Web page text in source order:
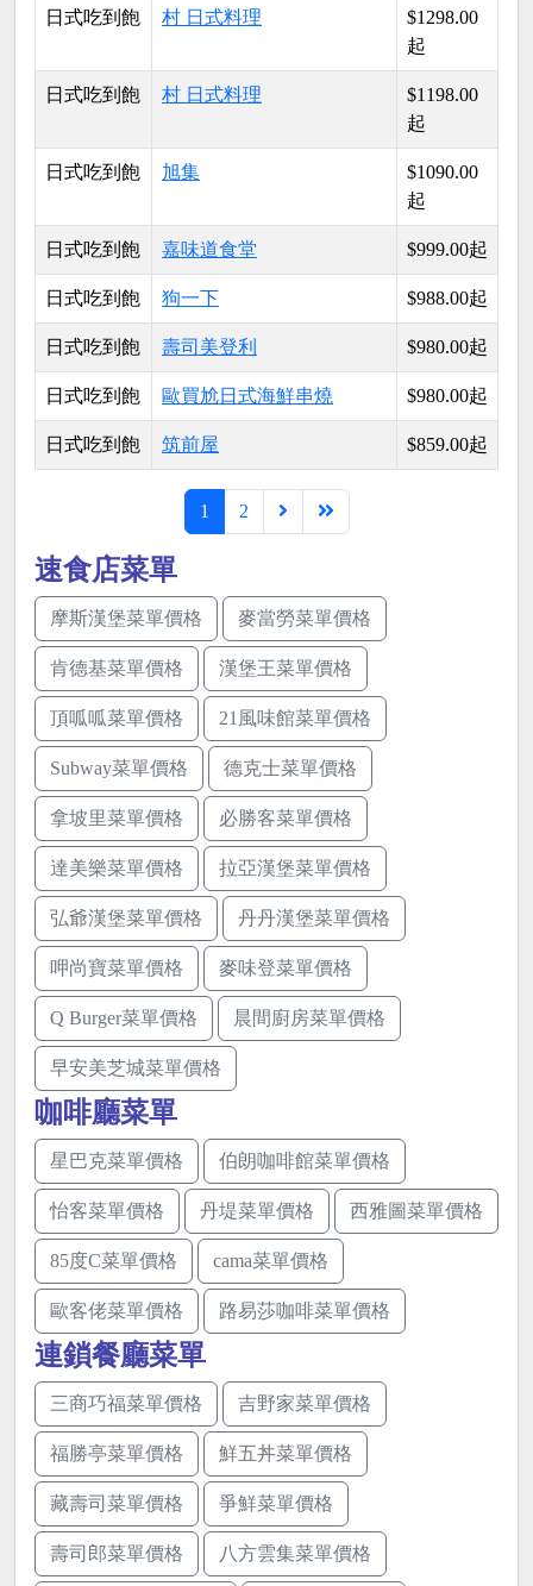
日式吃到飽 村 日式料理
$1298.00
起
日式吃到飽 村 日式料理
$1198.00
起
日式吃到飽 旭集
$1090.00
起
日式吃到飽 嘉味道食堂 $999.00起
日式吃到飽 狗一下 $988.00起
日式吃到飽 壽司美登利 $980.00起
日式吃到飽 歐買尬日式海鮮串燒 $980.00起
日式吃到飽 筑前屋 $859.00起
1 2
速食店菜單
摩斯漢堡菜單價格 麥當勞菜單價格
肯德基菜單價格 漢堡王菜單價格
頂呱呱菜單價格 21風味館菜單價格
Subway菜單價格 德克士菜單價格
拿坡里菜單價格 必勝客菜單價格
達美樂菜單價格 拉亞漢堡菜單價格
弘爺漢堡菜單價格 丹丹漢堡菜單價格
呷尚寶菜單價格 麥味登菜單價格
Q Burger菜單價格 晨間廚房菜單價格
早安美芝城菜單價格
咖啡廳菜單
星巴克菜單價格 伯朗咖啡館菜單價格
怡客菜單價格 丹堤菜單價格 西雅圖菜單價格
85度C菜單價格 cama菜單價格
歐客佬菜單價格 路易莎咖啡菜單價格
連鎖餐廳菜單
三商巧福菜單價格 吉野家菜單價格
福勝亭菜單價格 鮮五丼菜單價格
藏壽司菜單價格 爭鮮菜單價格
壽司郎菜單價格 八方雲集菜單價格